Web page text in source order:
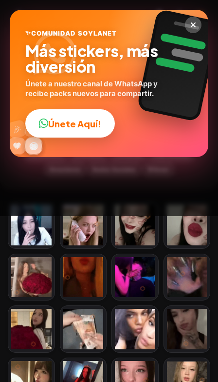
Reacciones de chicas 2💋
❤️‍🔥🍒
@brearetana
30stickers
😎
😂
🔥
💬
❤️ ✨
🤩
😜
🎉 👍
✨COMUNIDAD SOYLANET
Más stickers, más
diversión
Únete a nuestro canal de WhatsApp y
recibe packs nuevos para compartir.
Únete Aquí!